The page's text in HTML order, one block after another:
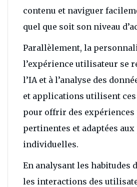
contenu et naviguer
quel que soit son niveau
Parallèlement, la
l’expérience utilisateur se
l’IA et à l’analyse des
et applications utilisent
pour offrir des expériences
pertinentes et adaptées
individuelles.
En analysant les habitudes
les interactions des